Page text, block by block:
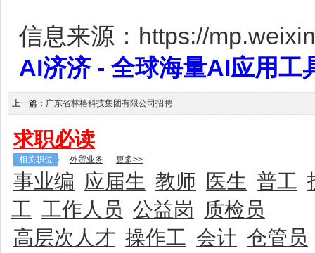
信息来源：https://
AI济济 - 全球海量AI应用
上一篇： 广东省林格科技集团有限公司招聘
求职必读
相关职位 外贸业务 更多>>
事业编 应届生 教师 医生 普工
工 工作人员 公益岗
质检员
高层次人才 操作工 会计 仓管员